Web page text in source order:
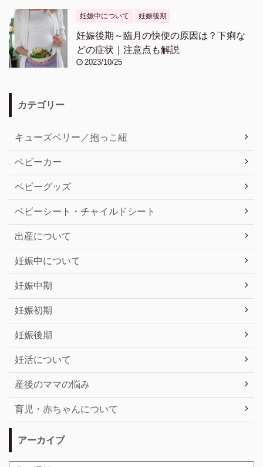
妊娠中について 妊娠後期
妊娠後期～臨月の快便の原因は？下痢な
どの症状｜注意点も解説
2023/10/25
カテゴリー
キューズベリー／抱っこ紐
ベビーカー
ベビーグッズ
ベビーシート・チャイルドシート
出産について
妊娠中について
妊娠中期
妊娠初期
妊娠後期
妊活について
産後のママの悩み
育児・赤ちゃんについて
アーカイブ